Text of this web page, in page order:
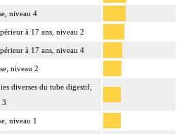
niveau 4
à 17 ans, niveau 2
à 17 ans, niveau 4
niveau 2
diverses du tube digestif,
3
niveau 1